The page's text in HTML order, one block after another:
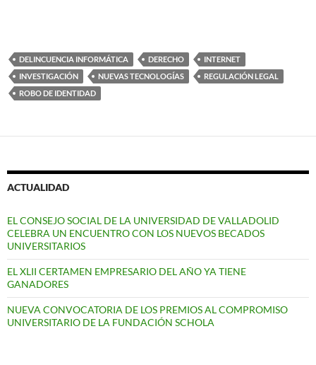
DELINCUENCIA INFORMÁTICA DERECHO
INTERNET
INVESTIGACIÓN
NUEVAS TECNOLOGÍAS
REGULACIÓN LEGAL
ROBO DE IDENTIDAD
ACTUALIDAD
EL CONSEJO SOCIAL DE LA UNIVERSIDAD DE VALLADOLID
CELEBRA UN ENCUENTRO CON LOS NUEVOS BECADOS
UNIVERSITARIOS
EL XLII CERTAMEN EMPRESARIO DEL AÑO YA TIENE
GANADORES
NUEVA CONVOCATORIA DE LOS PREMIOS AL COMPROMISO
UNIVERSITARIO DE LA FUNDACIÓN SCHOLA